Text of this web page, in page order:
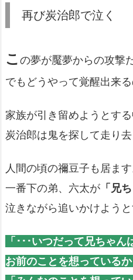
再び炭治郎で泣く
この夢が魘夢からの攻撃
でもどうやって覚醒出来
家族が引き留めようとする
炭治郎は鬼を探して走り去
人間の頃の禰豆子も居ます
一番下の弟、六太が 「兄
泣きながら追いかけようと
「･･･いつだって兄ちゃん
お前のことを想っているか